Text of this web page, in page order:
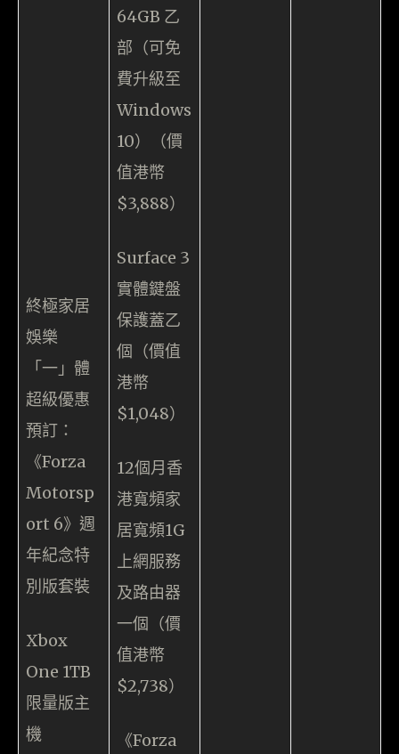
終極家居
娛樂
「一」體
超級優惠
預訂：
《Forza
Motorsp
ort 6》週
年紀念特
別版套裝
Xbox
One 1TB
限量版主
機
64GB 乙
部（可免
費升級至
Windows
10）（價
值港幣
$3,888）
Surface 3
實體鍵盤
保護蓋乙
個（價值
港幣
$1,048）
12個月香
港寬頻家
居寬頻1G
上網服務
及路由器
一個（價
值港幣
$2,738）
《Forza